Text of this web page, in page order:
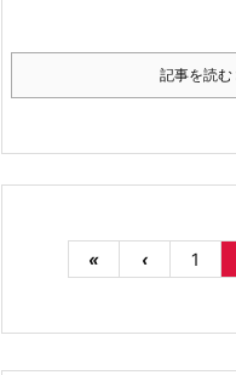
記事を読む
« ‹ 1